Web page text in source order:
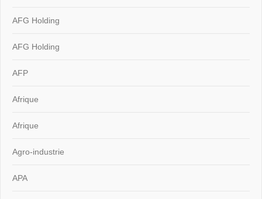
AFG Holding
AFG Holding
AFP
Afrique
Afrique
Agro-industrie
APA